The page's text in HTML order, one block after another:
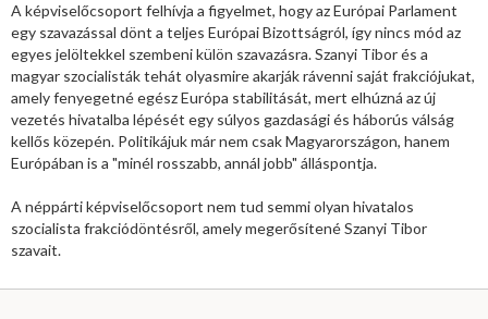
A képviselőcsoport felhívja a figyelmet, hogy az Európai Parlament
egy szavazással dönt a teljes Európai Bizottságról, így nincs mód az
egyes jelöltekkel szembeni külön szavazásra. Szanyi Tibor és a
magyar szocialisták tehát olyasmire akarják rávenni saját frakciójukat,
amely fenyegetné egész Európa stabilitását, mert elhúzná az új
vezetés hivatalba lépését egy súlyos gazdasági és háborús válság
kellős közepén. Politikájuk már nem csak Magyarországon, hanem
Európában is a "minél rosszabb, annál jobb" álláspontja.
A néppárti képviselőcsoport nem tud semmi olyan hivatalos
szocialista frakciódöntésről, amely megerősítené Szanyi Tibor
szavait.